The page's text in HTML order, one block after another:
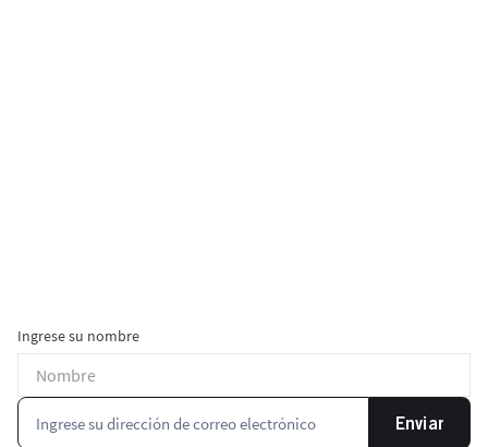
Ingrese su nombre
Enviar